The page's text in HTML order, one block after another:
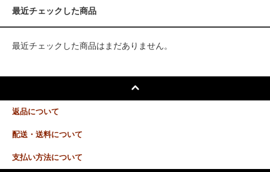
最近チェックした商品
最近チェックした商品はまだありません。
返品について
配送・送料について
支払い方法について